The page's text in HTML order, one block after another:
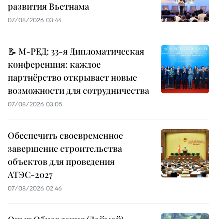
развития Вьетнама
07/08/2026 03:44
📝 М-РЕД: 33-я Дипломатическая
конференция: каждое
партнёрство открывает новые
возможности для сотрудничества
07/08/2026 03:05
Обеспечить своевременное
завершение строительства
объектов для проведения
АТЭС-2027
07/08/2026 02:46